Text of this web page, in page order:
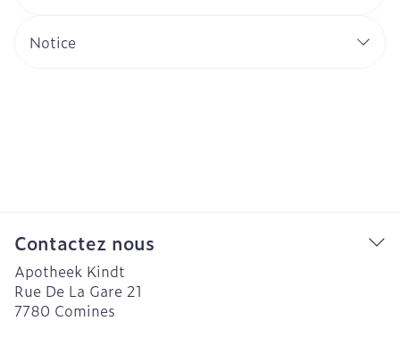
Notice
Contactez nous
Apotheek Kindt
Rue De La Gare 21
7780 Comines